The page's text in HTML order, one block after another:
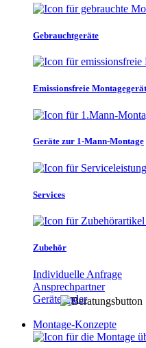
Gebrauchtgeräte
Emissionsfreie
Geräte zur 1-Mann-Montage
Services
Zubehör
Individuelle Anfrage
Ansprechpartner
Gerätefinder
Montage-Konzepte